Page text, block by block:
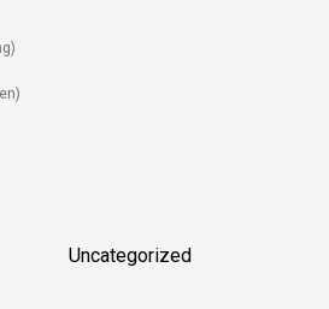
Uncategorized